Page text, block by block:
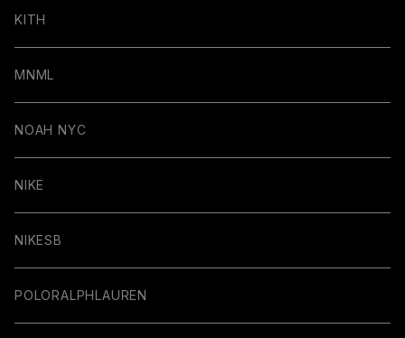
KITH
MNML
NOAH NYC
NIKE
NIKESB
POLORALPHLAUREN